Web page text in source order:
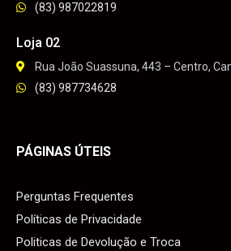
(83) 987022819
Loja 02
Rua João Suassuna, 443 – Centro,
(83) 987734628
PÁGINAS ÚTEIS
Perguntas Frequentes
Políticas de Privacidade
Politicas de Devolução e Troca